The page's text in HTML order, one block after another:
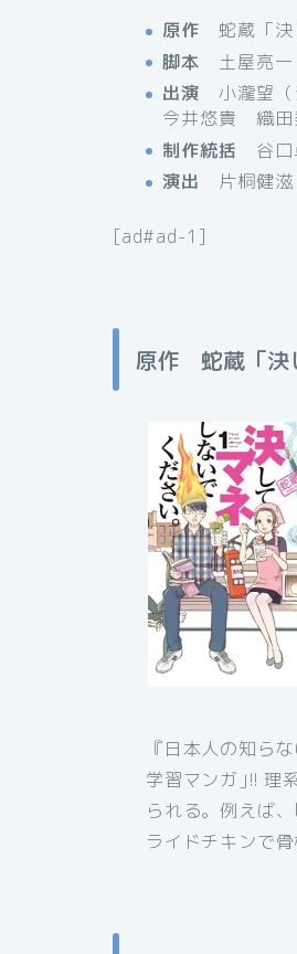
原作 蛇蔵「決
脚本 土屋亮
出演 小瀧望
今井悠貴 織
制作統括 谷口
演出 片桐健
[ad#ad-1]
原作 蛇蔵「決
『日本人の知ら
学習マンガ｣!! 理
られる。例えば
ライドチキンで